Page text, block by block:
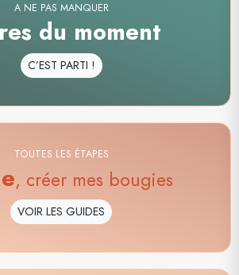
A NE PAS MANQUER
du moment
C’EST PARTI !
TOUTES LES ÉTAPES
, créer mes bougies
VOIR LES GUIDES